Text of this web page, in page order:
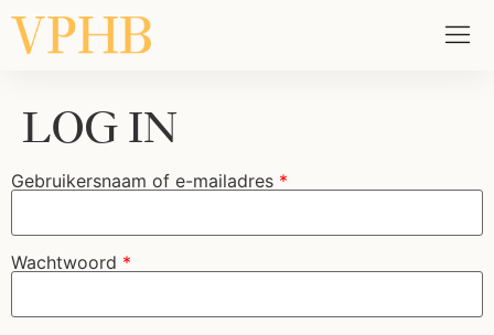
LOG IN
Gebruikersnaam of e-mailadres *
Wachtwoord *